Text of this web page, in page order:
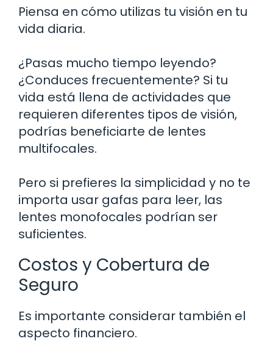
Piensa en cómo utilizas tu visión en tu
vida diaria.
¿Pasas mucho tiempo leyendo?
¿Conduces frecuentemente? Si tu
vida está llena de actividades que
requieren diferentes tipos de visión,
podrías beneficiarte de lentes
multifocales.
Pero si prefieres la simplicidad y no te
importa usar gafas para leer, las
lentes monofocales podrían ser
suficientes.
Costos y Cobertura de
Seguro
Es importante considerar también el
aspecto financiero.